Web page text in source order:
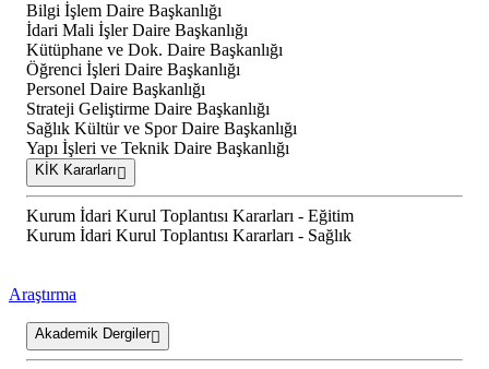
Bilgi İşlem Daire Başkanlığı
İdari Mali İşler Daire Başkanlığı
Kütüphane ve Dok. Daire Başkanlığı
Öğrenci İşleri Daire Başkanlığı
Personel Daire Başkanlığı
Strateji Geliştirme Daire Başkanlığı
Sağlık Kültür ve Spor Daire Başkanlığı
Yapı İşleri ve Teknik Daire Başkanlığı
KİK Kararları
Kurum İdari Kurul Toplantısı Kararları - Eğitim
Kurum İdari Kurul Toplantısı Kararları - Sağlık
Araştırma
Akademik Dergiler